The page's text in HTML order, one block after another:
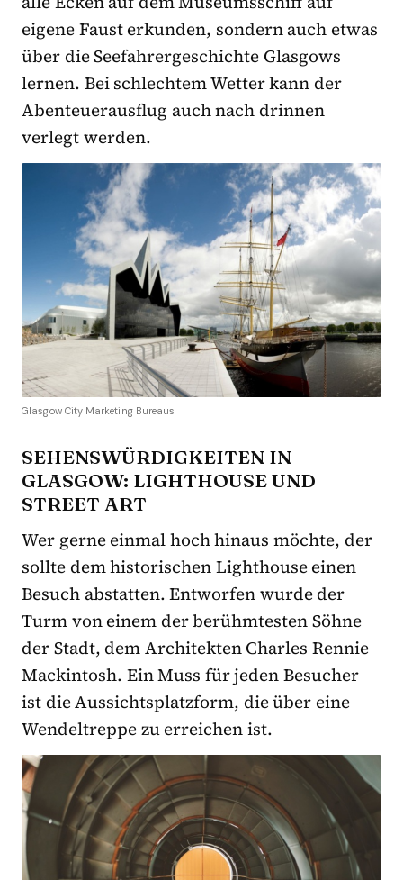
eigene Faust erkunden, sondern auch etwas
über die Seefahrergeschichte Glasgows
lernen. Bei schlechtem Wetter kann der
Abenteuerausflug auch nach drinnen
verlegt werden.
Glasgow City Marketing Bureaus
SEHENSWÜRDIGKEITEN IN
GLASGOW: LIGHTHOUSE UND
STREET ART
Wer gerne einmal hoch hinaus möchte, der
sollte dem historischen Lighthouse einen
Besuch abstatten. Entworfen wurde der
Turm von einem der berühmtesten Söhne
der Stadt, dem Architekten Charles Rennie
Mackintosh. Ein Muss für jeden Besucher
ist die Aussichtsplatzform, die über eine
Wendeltreppe zu erreichen ist.